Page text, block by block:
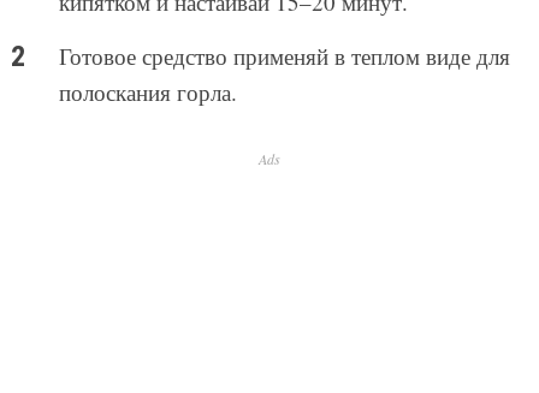
Готовое средство применяй в теплом виде для
полоскания горла.
Ads